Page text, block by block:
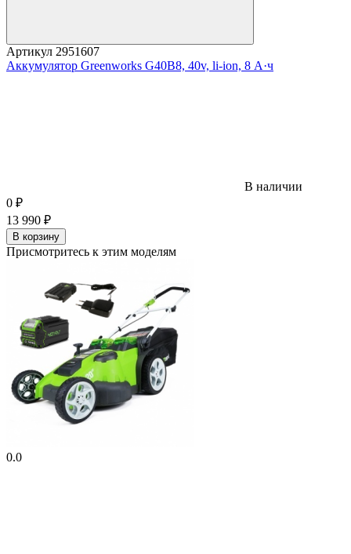
Артикул 2951607
Аккумулятор Greenworks G40B8, 40v, li-ion, 8 А·ч
В наличии
0 ₽
13 990 ₽
В корзину
Присмотритесь к этим моделям
0.0